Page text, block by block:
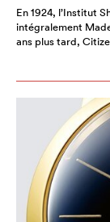
En 1924, l’Institut
intégralement
ans plus tard,